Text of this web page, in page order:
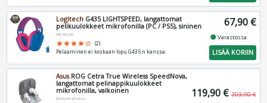
Logitech G435 LIGHTSPEED, langattomat
pelikuulokkeet mikrofonilla (PC / PS5), sininen
981-001062
star star star star star_border (2)
Pelaaminen ei koskaan lopu G435:n kanssa.
67,90 €
fiber_manual_recordVarastossa
LISÄÄ KORIIN
AsusROG Cetra True Wireless SpeedNova,
langattomat pelinappikuulokkeet
mikrofonilla, valkoinen
90YH03Y0-BTUA10 119,90 € 203,90 €